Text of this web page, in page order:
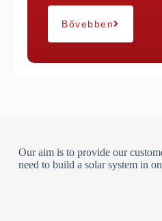
Bővebben
Our aim is to provide our
need to build a solar system in